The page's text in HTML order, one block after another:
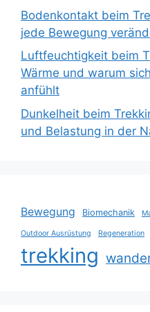
Bodenkontakt beim
jede Bewegung
Luftfeuchtigkeit beim
Wärme und warum
anfühlt
Dunkelheit beim
und Belastung in der
Bewegung Biomechanik
Outdoor Ausrüstung Regeneration
trekking